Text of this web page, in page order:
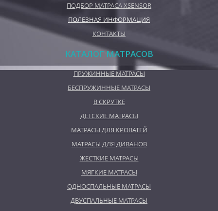
ПОДБОР МАТРАСА XSENSOR
ПОЛЕЗНАЯ ИНФОРМАЦИЯ
КОНТАКТЫ
КАТАЛОГ МАТРАСОВ
ПРУЖИННЫЕ МАТРАСЫ
БЕСПРУЖИННЫЕ МАТРАСЫ
В СКРУТКЕ
ДЕТСКИЕ МАТРАСЫ
МАТРАСЫ ДЛЯ КРОВАТЕЙ
МАТРАСЫ ДЛЯ ДИВАНОВ
ЖЕСТКИЕ МАТРАСЫ
МЯГКИЕ МАТРАСЫ
ОДНОСПАЛЬНЫЕ МАТРАСЫ
ДВУСПАЛЬНЫЕ МАТРАСЫ